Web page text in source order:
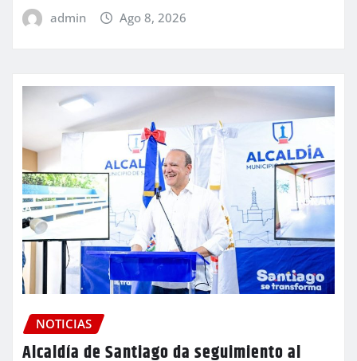
admin Ago 8, 2026
NOTICIAS
Alcaldía de Santiago da seguimiento al